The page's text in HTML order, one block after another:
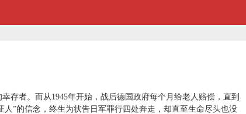
存者。而从1945年开始，战后德国政府每个月给老人赔偿，直到
”的信念，终生为状告日军罪行四处奔走，却直至生命尽头也没